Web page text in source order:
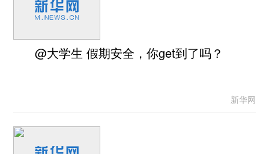
@大学生 假期安全，你get到了吗？
新华网